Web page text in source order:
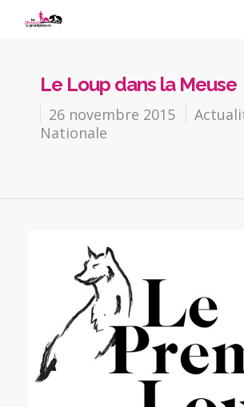
Le Loup dans la Meuse
26 novembre 2015
Nationale